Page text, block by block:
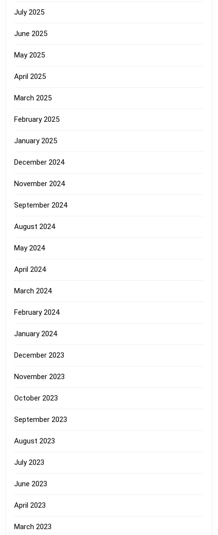
July 2025
June 2025
May 2025
April 2025
March 2025
February 2025
January 2025
December 2024
November 2024
September 2024
August 2024
May 2024
April 2024
March 2024
February 2024
January 2024
December 2023
November 2023
October 2023
September 2023
August 2023
July 2023
June 2023
April 2023
March 2023